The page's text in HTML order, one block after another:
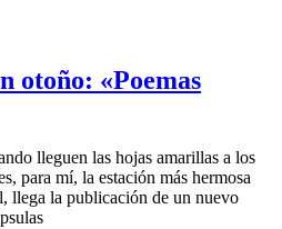
otoño: «Poemas
lleguen las hojas amarillas a los
para mí, la estación más hermosa
llega la publicación de un nuevo